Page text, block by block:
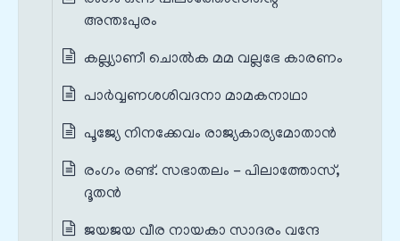
അന്തഃപുരം
കല്ല്യാണീ ചൊല്‍ക മമ വല്ലഭേ കാരണം
പാര്‍വ്വണശശിവദനാ മാമകനാഥാ
പൂജ്യേ നിനക്കേവം രാജ്യകാര്യമോതാൻ
രംഗം രണ്ട്. സഭാതലം - പിലാത്തോസ്‌,
ദൂതൻ
ജയജയ വീര നായകാ സാദരം വന്ദേ